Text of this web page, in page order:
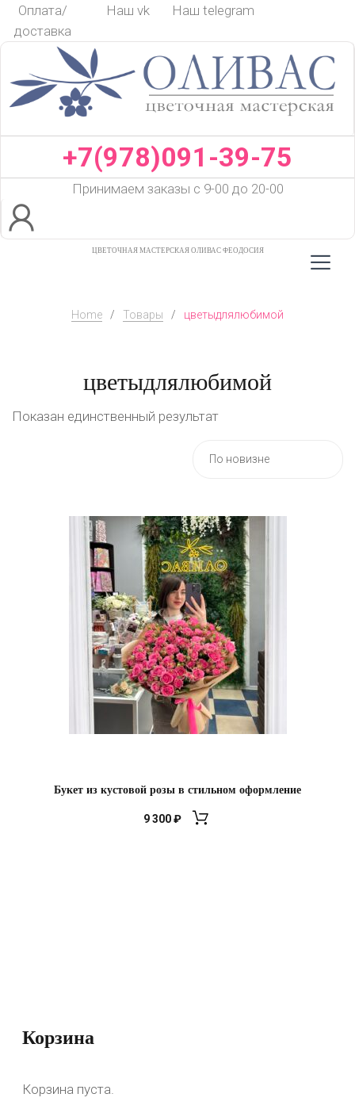
Skip
content
Оплата/
доставка
Наш vk Наш telegram
+7(978)091-39-75
Принимаем заказы с 9-00 до 20-00
ЦВЕТОЧНАЯ МАСТЕРСКАЯ ОЛИВАС ФЕОДОСИЯ
Home / Товары / цветыдлялюбимой
цветыдлялюбимой
Показан единственный результат
Букет из кустовой розы в стильном оформление
9 300₽
Корзина
Корзина пуста.